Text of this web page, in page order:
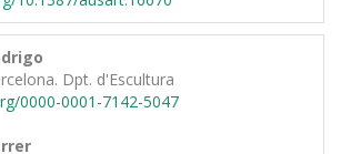
Dpt. d'Escultura
0000-0001-7142-5047